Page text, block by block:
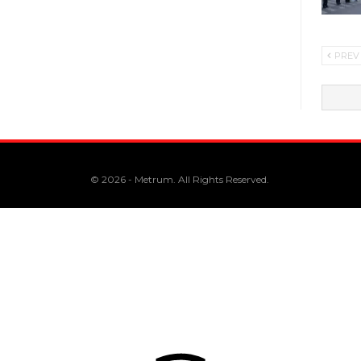
PREV
© 2026 - Metrum. All Rights Reserved.